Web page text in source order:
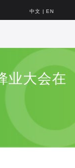
中文 | EN
业大会在